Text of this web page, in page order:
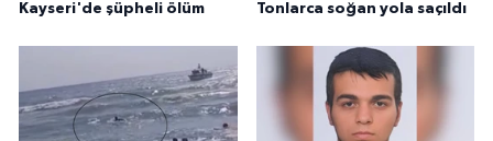
Kayseri'de şüpheli ölüm Tonlarca soğan yola saçıldı